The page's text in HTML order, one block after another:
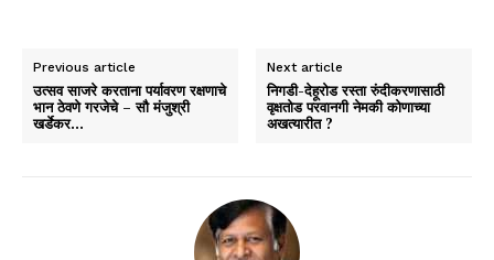
Previous article
उत्सव साजरे करताना पर्यावरण रक्षणाचे
भान ठेवणे गरजेचे – सौ मंजुश्री
खर्डेकर…
Next article
निगडी-देहूरोड रस्ता रुंदीकरणासाठी
वृक्षतोड परवानगी नेमकी कोणाच्या
अखत्यारीत ?